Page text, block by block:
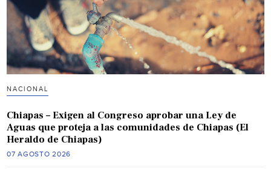
NACIONAL
Chiapas – Exigen al Congreso aprobar una Ley de
Aguas que proteja a las comunidades de Chiapas (El
Heraldo de Chiapas)
07 AGOSTO 2026